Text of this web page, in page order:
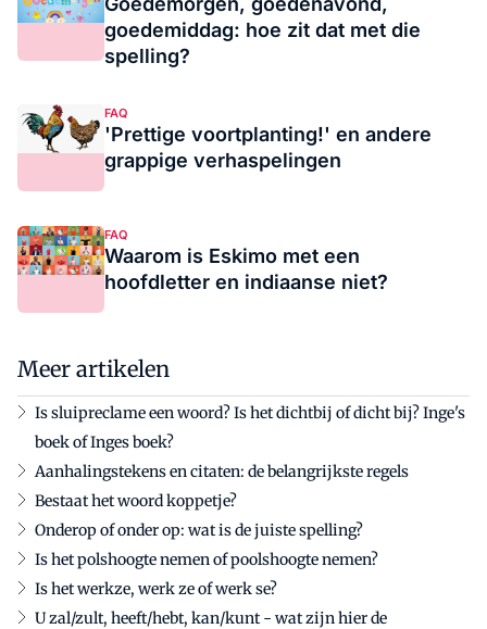
goedemiddag: hoe zit dat met die
spelling?
FAQ
'Prettige voortplanting!' en andere
grappige verhaspelingen
FAQ
Waarom is Eskimo met een
hoofdletter en indiaanse niet?
Meer artikelen
Is sluipreclame een woord? Is het dichtbij of dicht bij? Inge's
boek of Inges boek?
Aanhalingstekens en citaten: de belangrijkste regels
Bestaat het woord koppetje?
Onderop of onder op: wat is de juiste spelling?
Is het polshoogte nemen of poolshoogte nemen?
Is het werkze, werk ze of werk se?
U zal/zult, heeft/hebt, kan/kunt - wat zijn hier de